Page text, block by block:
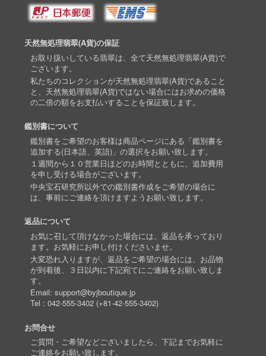
天然無処理翡翠(A貨)の保証
お取り扱いしている翡翠は、全て天然無処理翡翠(A貨)で
ございます。
私たちのコレクションが天然無処理翡翠(A貨)であること
と、天然無処理翡翠(A貨)ではない場合にはお求めの価格
の二倍の額をお支払いすることを保証致します。
鑑別書について
鑑別書をご希望のお客様は商品ページにある「鑑別書を
追加する(日本語、英語)」の選択をお願い致します。
１週間から１０営業日ほどのお時間とともに、追加費用
を申し受ける場合がございます。
中央宝石研究所以外での鑑別書作成をご希望の場合に
は、事前にご連絡を頂けますようお願い致します。
返品について
お気に召して頂けなかった場合には、返品を承っており
ます。お気軽にお申し付けくださいませ。
大変恐れ入りますが、返品をご希望の場合には、お品物
が到着後、３日以内に下記宛てにご連絡をお願い致しま
す。
Email: support@byjboutique.jp
Tel : 042-555-3402(+81-42-555-3402)
お問合せ
ご質問・ご希望などございましたら、下記までお気軽に
ご連絡をお願い致します。